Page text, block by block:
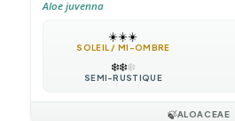
Aloe juvenna
☀️☀️☀️
SOLEIL / MI-OMBRE
❄️❄️❄️
SEMI-RUSTIQUE
🍃ALOACEAE